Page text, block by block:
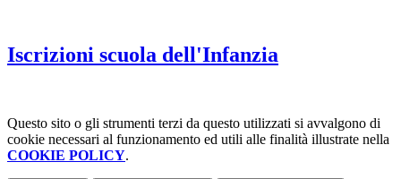
Iscrizioni scuola dell'Infanzia
Questo sito o gli strumenti terzi da questo utilizzati si avvalgono di
cookie necessari al funzionamento ed utili alle finalità illustrate nella
COOKIE POLICY.